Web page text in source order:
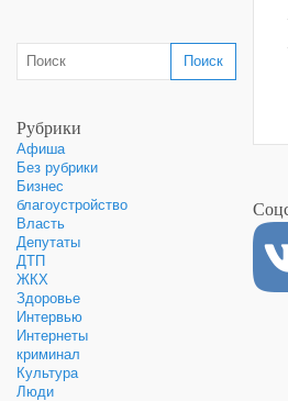
Рубрики
Афиша
Без рубрики
Бизнес
благоустройство
Власть
Депутаты
ДТП
ЖКХ
Здоровье
Интервью
Интернеты
криминал
Культура
Люди